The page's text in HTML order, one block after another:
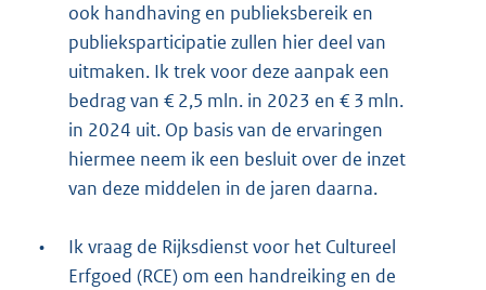
ook handhaving en publieksbereik en
publieksparticipatie zullen hier deel van
uitmaken. Ik trek voor deze aanpak een
bedrag van € 2,5 mln. in 2023 en € 3 mln.
in 2024 uit. Op basis van de ervaringen
hiermee neem ik een besluit over de inzet
van deze middelen in de jaren daarna.
•
Ik vraag de Rijksdienst voor het Cultureel
Erfgoed (RCE) om een handreiking en de